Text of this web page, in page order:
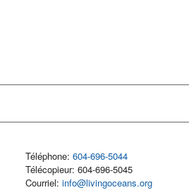
Téléphone: 604-696-5044
Télécopieur: 604-696-5045
Courriel: info@livingoceans.org